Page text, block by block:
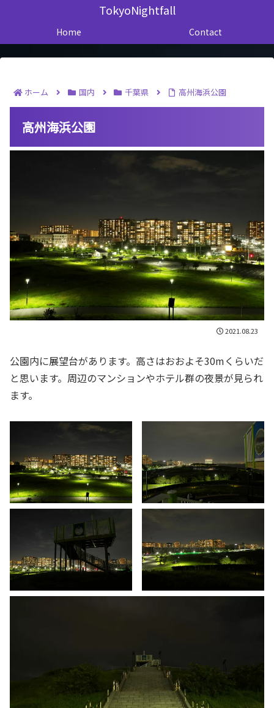
TokyoNightfall
Home Contact
ホーム 国内 千葉県 高州海浜公園
高州海浜公園
2021.08.23
公園内に展望台があります。高さはおおよそ30mくらいだ
と思います。周辺のマンションやホテル群の夜景が見られ
ます。